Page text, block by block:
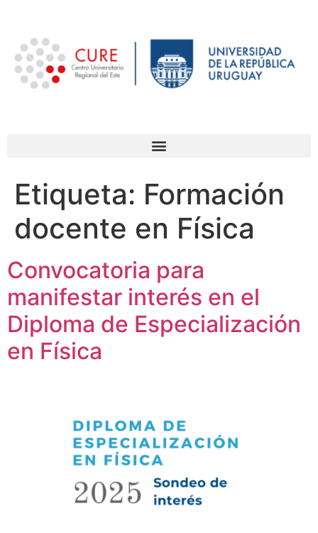
Etiqueta: Formación
docente en Física
Convocatoria para
manifestar interés en el
Diploma de Especialización
en Física